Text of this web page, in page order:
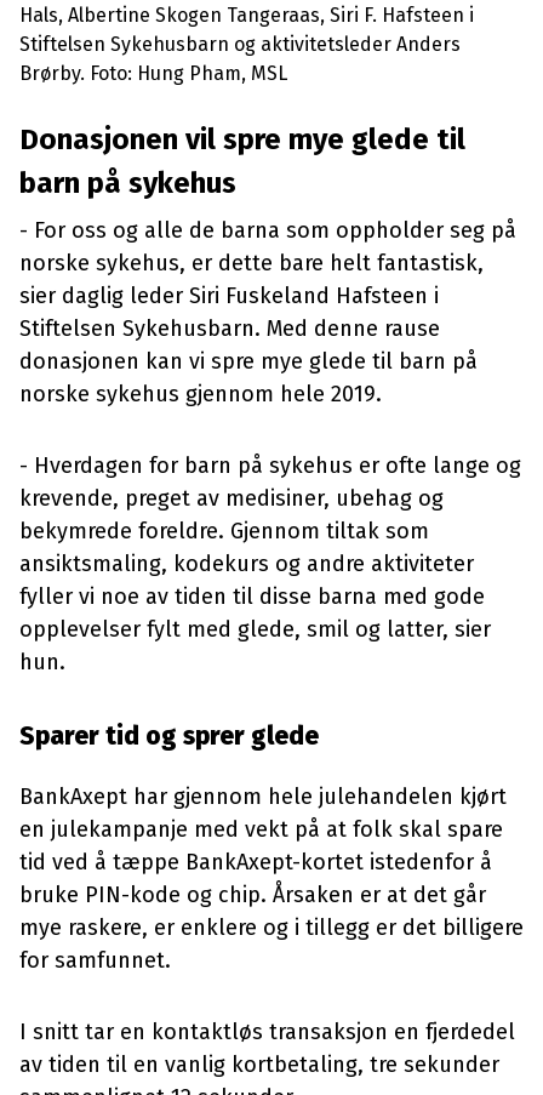
Hals, Albertine Skogen Tangeraas, Siri F. Hafsteen i
Stiftelsen Sykehusbarn og aktivitetsleder Anders
Brørby. Foto: Hung Pham, MSL
Donasjonen vil spre mye glede til
barn på sykehus
- For oss og alle de barna som oppholder seg på
norske sykehus, er dette bare helt fantastisk,
sier daglig leder Siri Fuskeland Hafsteen i
Stiftelsen Sykehusbarn. Med denne rause
donasjonen kan vi spre mye glede til barn på
norske sykehus gjennom hele 2019.
- Hverdagen for barn på sykehus er ofte lange og
krevende, preget av medisiner, ubehag og
bekymrede foreldre. Gjennom tiltak som
ansiktsmaling, kodekurs og andre aktiviteter
fyller vi noe av tiden til disse barna med gode
opplevelser fylt med glede, smil og latter, sier
hun.
Sparer tid og sprer glede
BankAxept har gjennom hele julehandelen kjørt
en julekampanje med vekt på at folk skal spare
tid ved å tæppe BankAxept-kortet istedenfor å
bruke PIN-kode og chip. Årsaken er at det går
mye raskere, er enklere og i tillegg er det billigere
for samfunnet.
I snitt tar en kontaktløs transaksjon en fjerdedel
av tiden til en vanlig kortbetaling, tre sekunder